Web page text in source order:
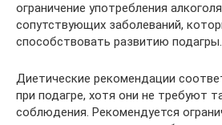
ограничение употребления
сопутствующих заболеваний,
способствовать развитию подагры.
Диетические рекомендации
при подагре, хотя они не требуют
соблюдения. Рекомендуется